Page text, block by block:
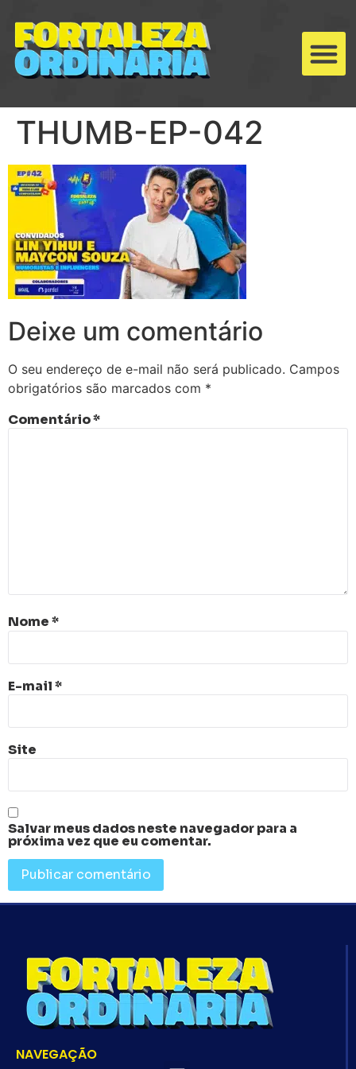
THUMB-EP-042
Deixe um comentário
O seu endereço de e-mail não será publicado. Campos
obrigatórios são marcados com *
Comentário*
Nome*
E-mail*
Site
Salvar meus dados neste navegador para a
próxima vez que eu comentar.
NAVEGAÇÃO